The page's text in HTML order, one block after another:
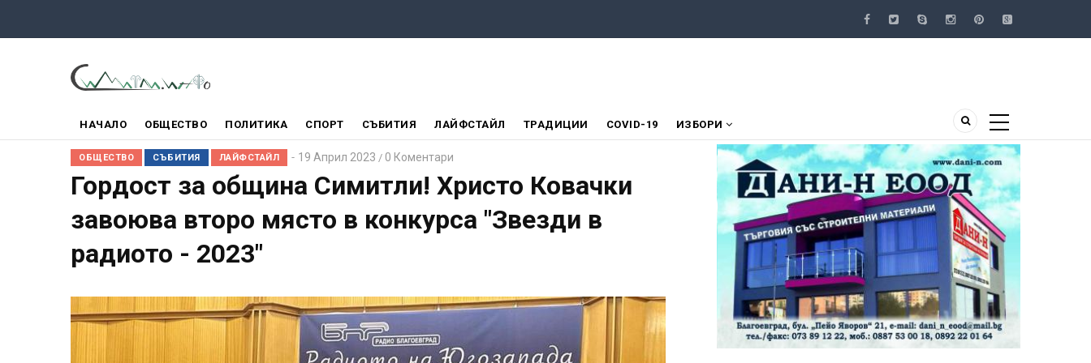
МЕНЮ
НАЧАЛО ОБЩЕСТВО ПОЛИТИКА СПОРТ СЪБИТИЯ ЛАЙФСТАЙЛ ТРАДИЦИИ COVID-19 ИЗБОРИ
ОБЩЕСТВО СЪБИТИЯ ЛАЙФСТАЙЛ 19 Април 2023 / 0 Коментари
Гордост за община Симитли! Христо Ковачки
завоюва второ място в конкурса "Звезди в
радиото - 2023"